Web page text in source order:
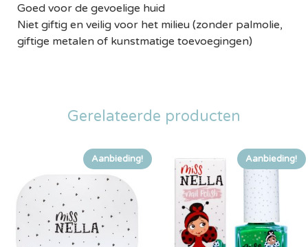
Goed voor de gevoelige huid
Niet giftig en veilig voor het milieu (zonder palmolie,
giftige metalen of kunstmatige toevoegingen)
Gerelateerde producten
Aanbieding! Aanbieding!